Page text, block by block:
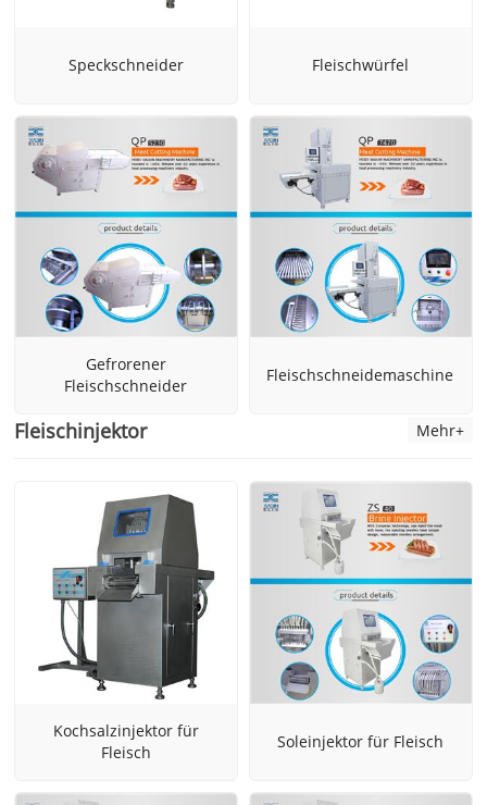
Speckschneider Fleischwürfel
Gefrorener
Fleischschneider
Fleischschneidemaschine
Fleischinjektor Mehr+
Kochsalzinjektor für
Fleisch
Soleinjektor für Fleisch